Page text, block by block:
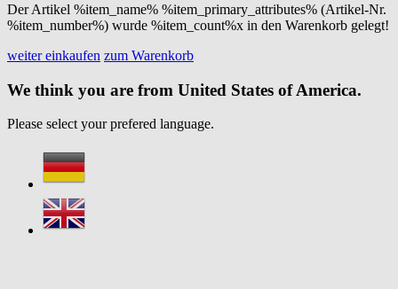
Der Artikel %item_name% %item_primary_attributes% (Artikel-Nr.
%item_number%) wurde %item_count%x in den Warenkorb gelegt!
weiter einkaufen zum Warenkorb
We think you are from United States of America.
Please select your prefered language.